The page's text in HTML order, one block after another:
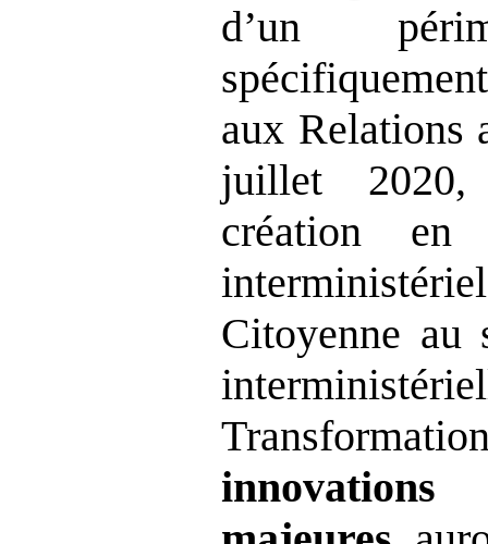
d’un
aux Relations
juillet
création
Citoyenne au